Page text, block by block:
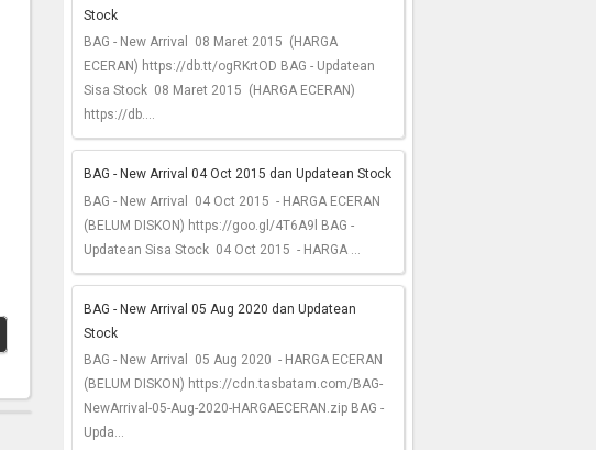
Stock
BAG - New Arrival 08 Maret 2015 (HARGA
ECERAN) https://db.tt/ogRKrtOD BAG - Updatean
Sisa Stock 08 Maret 2015 (HARGA ECERAN)
https://db....
BAG - New Arrival 04 Oct 2015 dan Updatean Stock
BAG - New Arrival 04 Oct 2015 - HARGA ECERAN
(BELUM DISKON) https://goo.gl/4T6A9l BAG -
Updatean Sisa Stock 04 Oct 2015 - HARGA ...
BAG - New Arrival 05 Aug 2020 dan Updatean
Stock
BAG - New Arrival 05 Aug 2020 - HARGA ECERAN
(BELUM DISKON) https://cdn.tasbatam.com/BAG-
NewArrival-05-Aug-2020-HARGAECERAN.zip BAG -
Upda...